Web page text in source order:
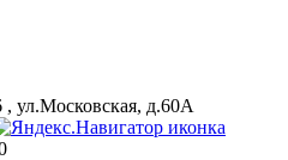
ул.Московская, д.60А